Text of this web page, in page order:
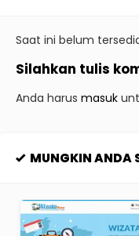
Saat ini belum
Silahkan tulis
Anda harus masuk
MUNGKIN ANDA